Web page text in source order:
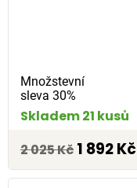
Množstevní
sleva 30%
Skladem 21 kusů
2 025 Kč 1 892 Kč